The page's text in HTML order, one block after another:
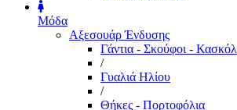
Μόδα
Αξεσουάρ Ένδυσης
Γάντια - Σκούφοι - Κασκόλ
/
Γυαλιά Ηλίου
/
Θήκες - Πορτοφόλια